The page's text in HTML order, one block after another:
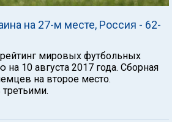
на 27-м месте, Россия - 62-
мировых футбольных
на 10 августа 2017 года. Сборная
на второе место.